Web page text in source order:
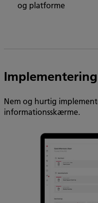
og platforme
Implementering
Nem og hurtig
informationsskærme.